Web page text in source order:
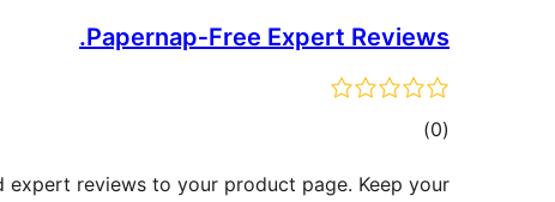
Papernap‑Free Expert Reviews.
(0 דרוגים)
expert reviews to your product page. Keep your